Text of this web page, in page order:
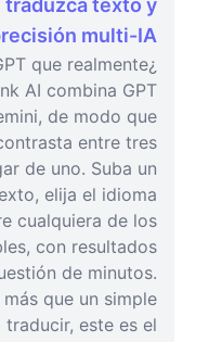
traduzca texto y
multi-IA
que realmente
AI combina GPT
de modo que
entre tres
de uno. Suba un
elija el idioma
cualquiera de los
con resultados
de minutos.
que un simple
este es el